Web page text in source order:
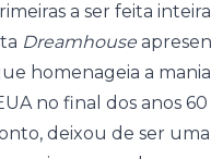
a ser feita
Dreamhouse
homenageia a
no final dos anos
deixou de ser